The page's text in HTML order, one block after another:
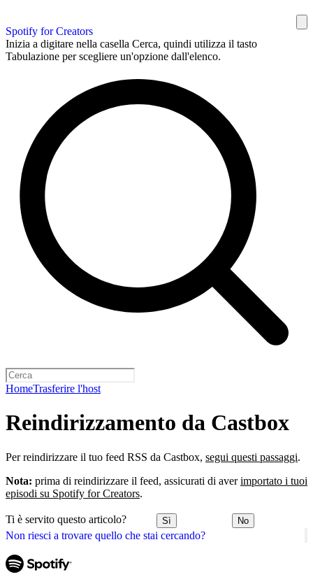
Spotify for Creators
Inizia a digitare nella casella Cerca, quindi utilizza il tasto
Tabulazione per scegliere un'opzione dall'elenco.
HomeTrasferire l'host
Non riesci a trovare quello che stai cercando?
Reindirizzamento da Castbox
Per reindirizzare il tuo feed RSS da Castbox, segui questi passaggi.
Nota: prima di reindirizzare il feed, assicurati di averimportato i tuoi
episodi su Spotify for Creators.
Ti è servito questo articolo? Sì No